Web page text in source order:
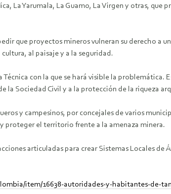
La Yarumala, La Guamo, La Virgen y otras,
que proyectos mineros vulneran su derecho a
al paisaje y a la seguridad.
con la que se hará visible la problemática.
la Sociedad Civil y a la protección de la riqueza
y campesinos, por concejales de varios
proteger el territorio frente a la amenaza minera.
articuladas para crear Sistemas Locales
item/16638-autoridades-y-habitantes-de-